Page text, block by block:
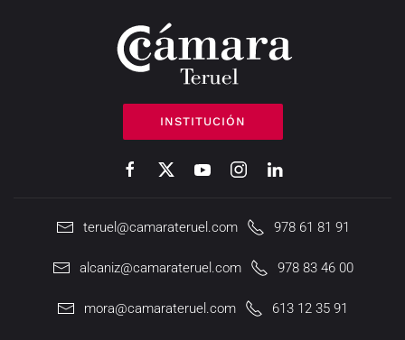
INSTITUCIÓN
teruel@camarateruel.com 978 61 81 91
alcaniz@camarateruel.com 978 83 46 00
mora@camarateruel.com 613 12 35 91